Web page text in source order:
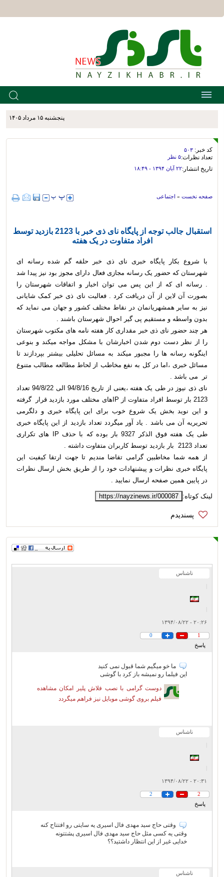
پنجشنبه ۱۵ مرداد ۱۴۰۵
کد خبر: ۵۰۳
تعداد نظرات:۵ نظر
تاریخ انتشار:۲۲ آبان ۱۳۹۴ - ۱۸:۴۹
صفحه نخست » اجتماعی
استقبال جالب توجه از پایگاه نای ذی خبر با 2123 بازدید توسط
افراد متفاوت در یک هفته
با شروع بکار پایگاه خبری نای ذی خبر حلقه گم شده رسانه ای
شهرستان که حضور یک رسانه مجازی فعال دارای مجوز بود نیز پیدا شد
. رسانه ای که از این پس می توان اخبار و اتفاقات شهرستان را
بصورت آن لاین از آن دریافت کرد . فعالیت نای ذی خبر کمک شایانی
نیز به سایر همشهریانمان در نقاط مختلف کشور و جهان می نماید که
بدون واسطه و مستقیم پی گیر احوال شهرستان باشند .
هر چند حضور نای ذی خبر مقداری کار هفته نامه های مکتوب شهرستان
را از نظر دست دوم شدن اخبارشان با مشکل مواجه میکند و بنوعی
اینگونه رسانه ها را مجبور میکند به مسائل تحلیلی بیشتر بپردازند تا
مسائل خبری ،اما در کل به نفع مخاطب از لحاط مطالعه مطالب متنوع
تر می باشد .
نای ذی نیوز در طی یک هفته ،یعنی از تاریخ 94/8/16 الی 94/8/22 تعداد
2123 بار توسط افراد متفاوت از IPهای مختلف مورد بازدید قرار گرفته
و این نوید بخش یک شروع خوب برای این پایگاه خبری و دلگرمی
تحریریه آن می باشد . یاد آور میگردد تعداد بازدید از این پایگاه خبری
طی یک هفته فوق الذکر 9327 بار بوده که با حذف IP های تکراری
تعداد 2123 بار بازدید توسط کاربران متفاوت داشته .
از همه شما مخاطبین گرامی تقاضا مندیم تا جهت ارتقا کیفیت این
پایگاه خبری نظرات و پیشنهادات خود را از طریق بخش ارسال نظرات
در پایین همین صفحه ارسال نمایید .
لینک کوتاه: https://nayzinews.ir/000087
ناشناس
۲۰:۲۶ - ۱۳۹۴/۰۸/۲۲
1
0
پاسخ
ما خو میگیم شما قبول نمی کنید
این فیلما رو نمیشه باز کرد با گوشی
دوست گرامی با نصب فلاش پلیر امکان مشاهده
فیلم بروی گوشی موبایل نیز فراهم میگردد
ناشناس
۲۰:۳۱ - ۱۳۹۴/۰۸/۲۲
2
2
پاسخ
وقتی حاج سید مهدی فال اسیری یه سایتی رو افتتاح کنه
وقتی یه کسی مثل حاج سید مهدی فال اسیری پشتتونه
خدایی غیر از این انتظار داشتید؟؟
ناشناس